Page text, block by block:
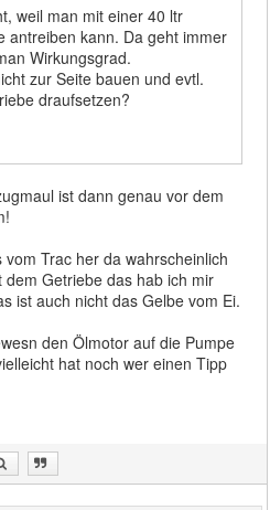
weil man mit einer 40 ltr
antreiben kann. Da geht immer
Wirkungsgrad.
zur Seite bauen und evtl.
draufsetzen?
ist dann genau vor dem
Trac her da wahrscheinlich
Getriebe das hab ich mir
ist auch nicht das Gelbe vom Ei.
den Ölmotor auf die Pumpe
hat noch wer einen Tipp